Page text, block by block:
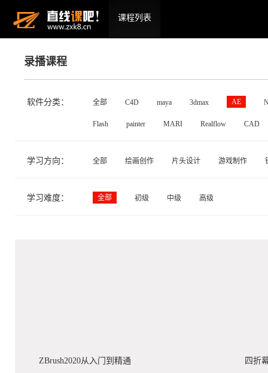
课程列表
录播课程
软件分类： 全部 C4D maya 3dmax AE
Flash painter MARI Realflow CAD
学习方向： 全部 绘画创作 片头设计 游戏制作
学习难度： 全部 初级 中级 高级
ZBrush2020从入门到精通 四折